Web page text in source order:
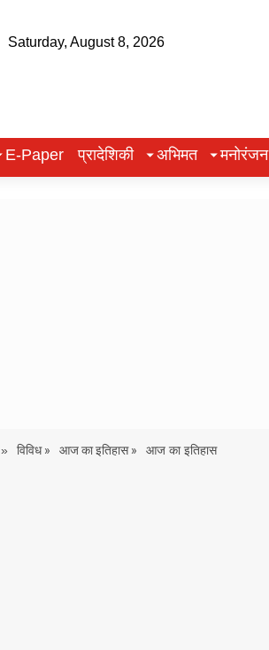
Saturday, August 8, 2026
E-Paper प्रादेशिकी अभिमत मनोरंजन
» विविध » आज का इतिहास » आज का इतिहास